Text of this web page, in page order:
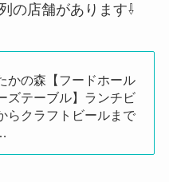
の店舗があります⇩
かの森【フードホール
ズテーブル】ランチビ
らクラフトビールまで